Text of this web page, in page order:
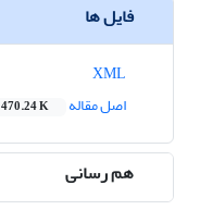
فایل ها
اصل مقاله
470.24 K
هم رسانی